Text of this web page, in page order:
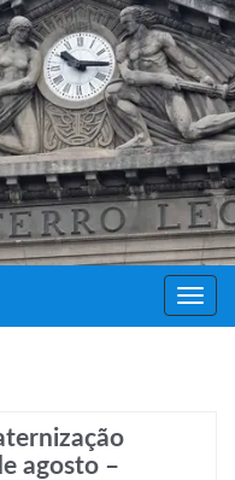
agosto –